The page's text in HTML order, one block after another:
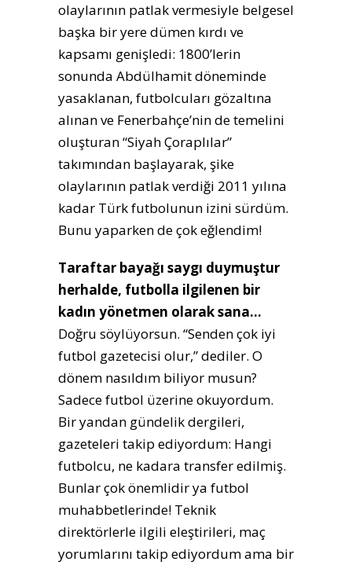
olaylarının patlak vermesiyle belgesel
başka bir yere dümen kırdı ve
kapsamı genişledi: 1800’lerin
sonunda Abdülhamit döneminde
yasaklanan, futbolcuları gözaltına
alınan ve Fenerbahçe’nin de temelini
oluşturan “Siyah Çoraplılar”
takımından başlayarak, şike
olaylarının patlak verdiği 2011 yılına
kadar Türk futbolunun izini sürdüm.
Bunu yaparken de çok eğlendim!
Taraftar bayağı saygı duymuştur
herhalde, futbolla ilgilenen bir
kadın yönetmen olarak sana…
Doğru söylüyorsun. “Senden çok iyi
futbol gazetecisi olur,” dediler. O
dönem nasıldım biliyor musun?
Sadece futbol üzerine okuyordum.
Bir yandan gündelik dergileri,
gazeteleri takip ediyordum: Hangi
futbolcu, ne kadara transfer edilmiş.
Bunlar çok önemlidir ya futbol
muhabbetlerinde! Teknik
direktörlerle ilgili eleştirileri, maç
yorumlarını takip ediyordum ama bir